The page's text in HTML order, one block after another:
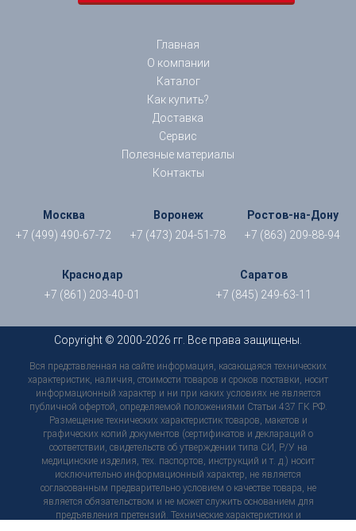
Главная
О компании
Каталог
Как купить?
Доставка
Сервис
Полезные материалы
Контакты
Москва
+7 (499) 490-67-72
Воронеж
+7 (473) 204-51-78
Ростов-на-Дону
+7 (863) 209-88-94
Краснодар
+7 (861) 203-40-01
Саратов
+7 (845) 249-63-11
Copyright © 2000-2026 гг. Все права защищены.
Вся представленная на сайте информация, касающаяся технических
характеристик, наличия, стоимости товаров и сроков поставки, носит
информационный характер и ни при каких условиях не является
публичной офертой, определяемой положениями Статьи 437 ГК РФ.
Размещение технических характеристик товаров, макетов и
графических копий документов (сертификатов и деклараций о
соответствии, свидетельств об утверждении типа СИ, Р/У на
медицинские изделия, тех. паспортов, инструкций и т. д.) носит
исключительно информационный характер, не является
согласованным предварительно условием о качестве товара, не
является обязательством и не может служить основанием для
предъявления претензий. Технические характеристики и